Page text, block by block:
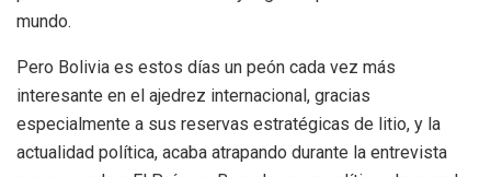
mundo.
Pero Bolivia es estos días un peón cada vez más
interesante en el ajedrez internacional, gracias
especialmente a sus reservas estratégicas de litio, y la
actualidad política, acaba atrapando durante la entrevista